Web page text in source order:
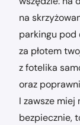
na
parkingu pod
za płotem
z fotelika
oraz
I zawsze miej
bezpiecznie,